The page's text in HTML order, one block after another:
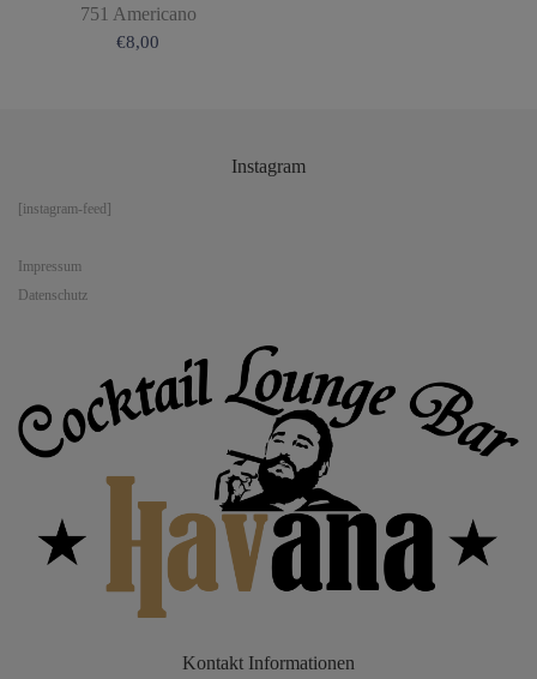
751 Americano
€8,00
Instagram
[instagram-feed]
Impressum
Datenschutz
Kontakt Informationen